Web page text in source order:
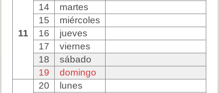
11
14
martes
15
miércoles
16
jueves
17
viernes
18
sábado
19
domingo
20
lunes